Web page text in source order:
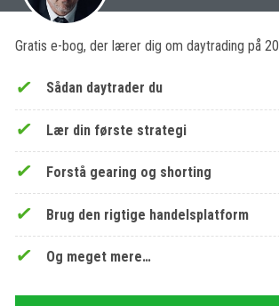
Gratis e-bog, der lærer dig om daytrading på
Sådan daytrader du
Lær din første strategi
Forstå gearing og shorting
Brug den rigtige handelsplatform
Og meget mere…